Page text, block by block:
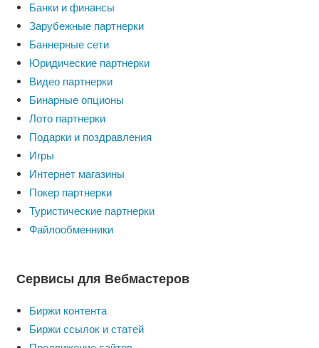
Банки и финансы
Зарубежные партнерки
Баннерные сети
Юридические партнерки
Видео партнерки
Бинарные опционы
Лото партнерки
Подарки и поздравления
Игры
Интернет магазины
Покер партнерки
Туристические партнерки
Файлообменники
Сервисы для Вебмастеров
Биржи контента
Биржи ссылок и статей